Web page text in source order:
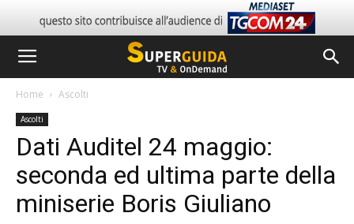
Home Ascolti
Ascolti
Dati Auditel 24 maggio:
seconda ed ultima parte della
miniserie Boris Giuliano